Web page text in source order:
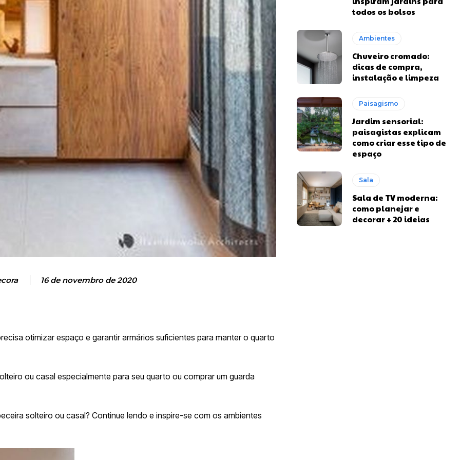
16 de novembro de 2020
otimizar espaço e garantir armários suficientes para manter o quarto
ou casal especialmente para seu quarto ou comprar um guarda
solteiro ou casal? Continue lendo e inspire-se com os ambientes
todos os bolsos
Ambientes
Chuveiro cromado:
dicas de compra,
instalação e limpeza
Paisagismo
Jardim sensorial:
paisagistas explicam
como criar esse tipo de
espaço
Sala
Sala de TV moderna:
como planejar e
decorar + 20 ideias